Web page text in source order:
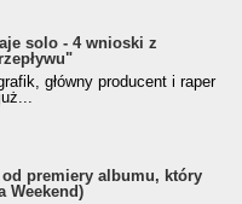
solo - 4 wnioski z
główny producent i raper
od premiery albumu, który
Weekend)